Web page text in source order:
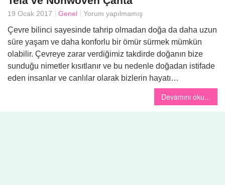
Yemek
19 Ocak 2017 Genel Yorum yapılmamış
Çevre bilinci sayesinde tahrip olmadan doğa da daha uzun
süre yaşam ve daha konforlu bir ömür sürmek mümkün
olabilir. Çevreye zarar verdiğimiz takdirde doğanın bize
sunduğu nimetler kısıtlanır ve bu nedenle doğadan istifade
eden insanlar ve canlılar olarak bizlerin hayatı…
Devamını oku...